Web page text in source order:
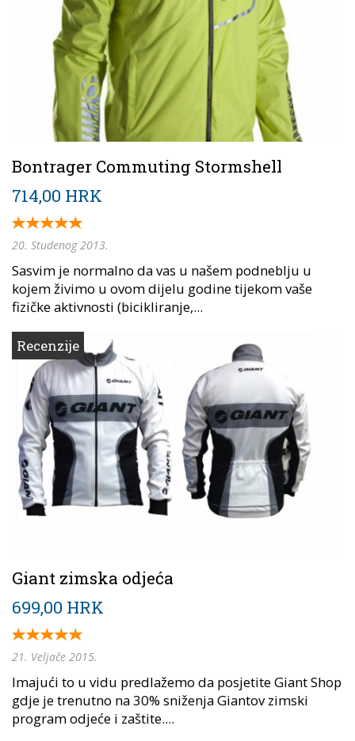
Bontrager Commuting Stormshell
714,00 HRK
20. Studenog 2013.
Sasvim je normalno da vas u našem podneblju u
kojem živimo u ovom dijelu godine tijekom vaše
fizičke aktivnosti (bicikliranje,...
Recenzije
Giant zimska odjeća
699,00 HRK
21. Veljače 2015.
Imajući to u vidu predlažemo da posjetite Giant Shop
gdje je trenutno na 30% sniženja Giantov zimski
program odjeće i zaštite....